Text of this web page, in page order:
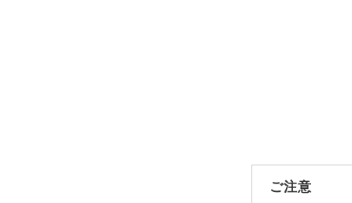
ご注意